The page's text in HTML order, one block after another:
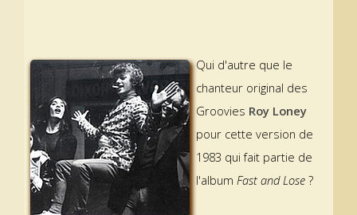
Qui d'autre que le
chanteur original des
Groovies Roy Loney
pour cette version de
1983 qui fait partie de
l'album Fast and Lose ?